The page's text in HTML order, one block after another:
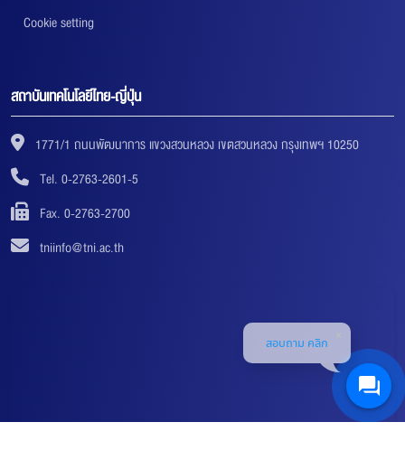
Cookie setting
สถาบันเทคโนโลยีไทย-ญี่ปุ่น
1771/1 ถนนพัฒนาการ แขวงสวนหลวง เขตสวนหลวง กรุงเทพฯ 10250
Tel. 0-2763-2601-5
Fax. 0-2763-2700
tniinfo@tni.ac.th
สอบถาม คลิก